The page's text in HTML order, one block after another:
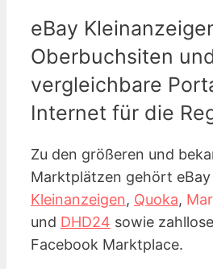
eBay
Oberbuchsiten
vergleichbare
Internet für die
Zu den größeren und
Marktplätzen gehört eBay
Kleinanzeigen, Quoka,
und DHD24 sowie
Facebook Marktplace.